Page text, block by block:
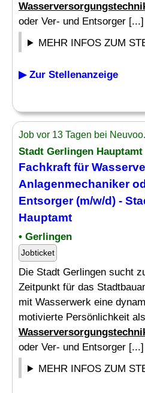
oder Ver- und Entsorger [...]
MEHR INFOS ZUM
▶ Zur Stellenanzeige
Job vor 13 Tagen bei
Stadt Gerlingen Hauptamt
Fachkraft für
Anlagenmechaniker
Entsorger (m/w/d) -
Hauptamt
• Gerlingen
Jobticket
Die Stadt Gerlingen sucht
Zeitpunkt für das
mit Wasserwerk eine
motivierte Persönlichkeit
oder Ver- und Entsorger [...]
MEHR INFOS ZUM